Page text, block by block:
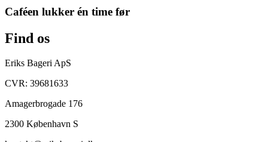
Caféen lukker én time før
Find os
Eriks Bageri ApS
CVR: 39681633
Amagerbrogade 176
2300 København S